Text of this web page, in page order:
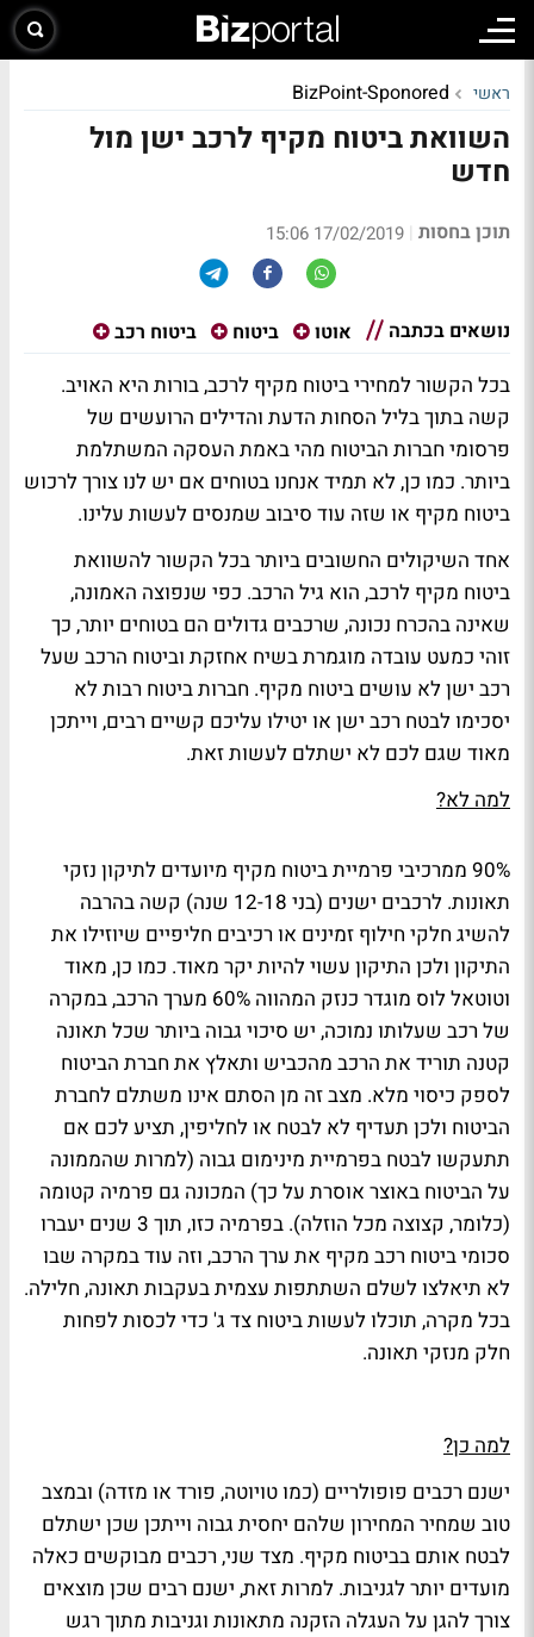
ראשי BizPoint-Sponored
השוואת ביטוח מקיף לרכב ישן מול
חדש
תוכן בחסות |
17/02/2019 15:06
נושאים בכתבה אוטו ביטוח ביטוח רכב
בכל הקשור למחירי ביטוח מקיף לרכב, בורות היא האויב.
קשה בתוך בליל הסחות הדעת והדילים הרועשים של
פרסומי חברות הביטוח מהי באמת העסקה המשתלמת
ביותר. כמו כן, לא תמיד אנחנו בטוחים אם יש לנו צורך לרכוש
ביטוח מקיף או שזה עוד סיבוב שמנסים לעשות עלינו.
אחד השיקולים החשובים ביותר בכל הקשור להשוואת
ביטוח מקיף לרכב, הוא גיל הרכב. כפי שנפוצה האמונה,
שאינה בהכרח נכונה, שרכבים גדולים הם בטוחים יותר, כך
זוהי כמעט עובדה מוגמרת בשיח אחזקת וביטוח הרכב שעל
רכב ישן לא עושים ביטוח מקיף. חברות ביטוח רבות לא
יסכימו לבטח רכב ישן או יטילו עליכם קשיים רבים, וייתכן
מאוד שגם לכם לא ישתלם לעשות זאת.
למה לא?
90% ממרכיבי פרמיית ביטוח מקיף מיועדים לתיקון נזקי
תאונות. לרכבים ישנים (בני 12-18 שנה) קשה בהרבה
להשיג חלקי חילוף זמינים או רכיבים חליפיים שיוזילו את
התיקון ולכן התיקון עשוי להיות יקר מאוד. כמו כן, מאוד
וטוטאל לוס מוגדר כנזק המהווה 60% מערך הרכב, במקרה
של רכב שעלותו נמוכה, יש סיכוי גבוה ביותר שכל תאונה
קטנה תוריד את הרכב מהכביש ותאלץ את חברת הביטוח
לספק כיסוי מלא. מצב זה מן הסתם אינו משתלם לחברת
הביטוח ולכן תעדיף לא לבטח או לחליפין, תציע לכם אם
תתעקשו לבטח בפרמיית מינימום גבוה (למרות שהממונה
על הביטוח באוצר אוסרת על כך) המכונה גם פרמיה קטומה
(כלומר, קצוצה מכל הוזלה). בפרמיה כזו, תוך 3 שנים יעברו
סכומיביטוח רכב מקיף את ערך הרכב, וזה עוד במקרה שבו
לא תיאלצו לשלם השתתפות עצמית בעקבות תאונה, חלילה.
בכל מקרה, תוכלו לעשות ביטוח צד ג' כדי לכסות לפחות
חלק מנזקי תאונה.
למה כן?
ישנם רכבים פופולריים (כמו טויוטה, פורד או מזדה) ובמצב
טוב שמחיר המחירון שלהם יחסית גבוה וייתכן שכן ישתלם
לבטח אותם בביטוח מקיף. מצד שני, רכבים מבוקשים כאלה
מועדים יותר לגניבות. למרות זאת, ישנם רבים שכן מוצאים
צורך להגן על העגלה הזקנה מתאונות וגניבות מתוך רגש